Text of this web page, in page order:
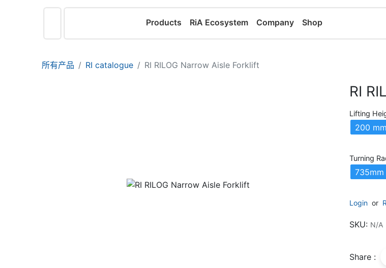
Products RiA Ecosystem Company Shop
所有产品 RI catalogue RI RILOG Narrow Aisle Forklift
RI
Lifting
200 mm
Turning
735mm
Login or
SKU: N/A
Share :
Descoperă RiA